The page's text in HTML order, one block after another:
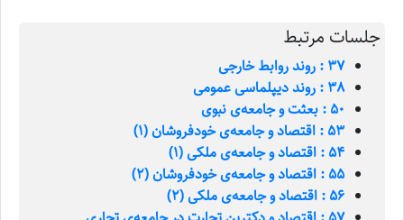
جلسات مرتبط
37 : روند روابط خارجی
38 : روند دیپلماسی عمومی
50 : بعثت و جامعه‌ی نبوی
53 : اقتصاد و جامعه‌ی خودفروشان (1)
54 : اقتصاد و جامعه‌ی ملکی (۱)
55 : اقتصاد و جامعه‌ی خودفروشان (2)
56 : اقتصاد و جامعه‌ی ملکی (2)